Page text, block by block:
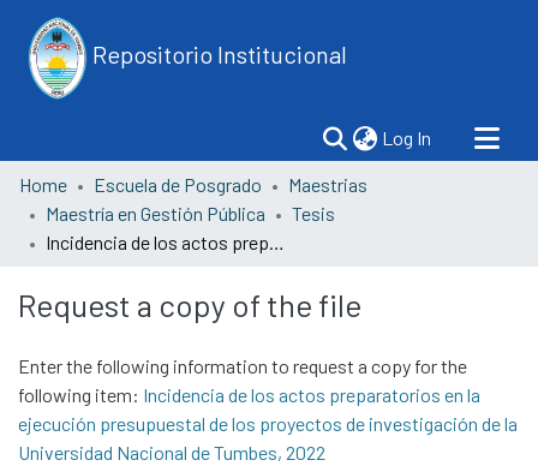
Repositorio Institucional
Log In (current)
Home Escuela de Posgrado
Maestrias
Maestría en Gestión Pública
Tesis
Incidencia de los actos preparatorios en la ejecución presupuestal de los proyectos de investigación de la Universidad Nacional de Tumbes, 2022
Request a copy of the file
Enter the following information to request a copy for the
following item: Incidencia de los actos preparatorios en la
ejecución presupuestal de los proyectos de investigación de la
Universidad Nacional de Tumbes, 2022